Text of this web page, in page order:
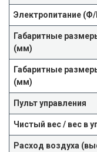
Электропитание
Габаритные
(мм)
Габаритные
(мм)
Пульт управления
Чистый вес / вес в
Расход воздуха